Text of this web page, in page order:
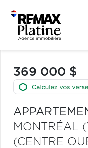
369 000 $
MONTRÉAL
(CENTRE